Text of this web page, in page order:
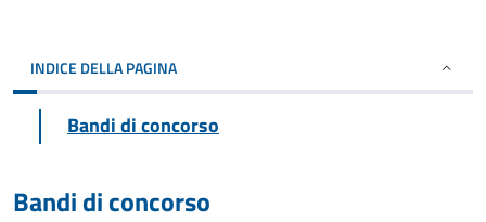
INDICE DELLA PAGINA
Bandi di concorso
Bandi di concorso